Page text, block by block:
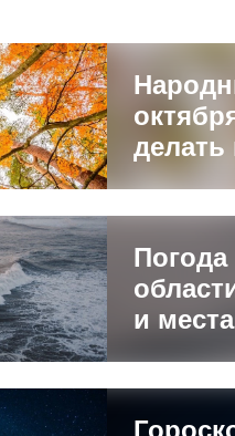
делать
Погода
и